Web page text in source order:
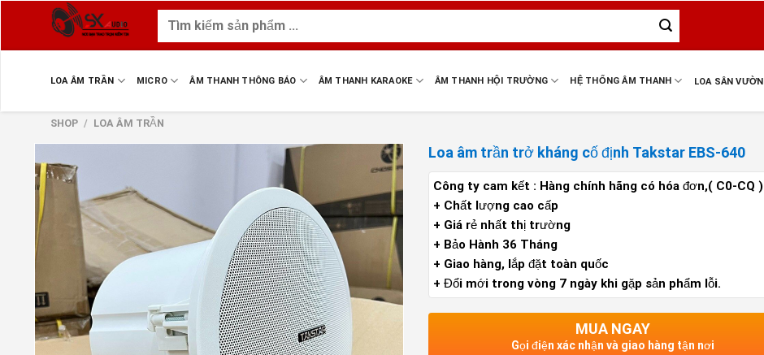
content
kiếm:
LOA ÂM TRẦN MICRO ÂM THANH THÔNG BÁO ÂM THANH KARAOKE ÂM THANH HỘI TRƯỜNG HỆ THỐNG ÂM THANH LOA SÂN VƯỜN
SHOP / LOA ÂM TRẦN
Loa âm trần trở kháng cố định Takstar EBS-640
Công ty cam kết : Hàng chính hãng có hóa đơn,( C0-CQ )
+ Chất lượng cao cấp
+ Giá rẻ nhất thị trường
+ Bảo Hành 36 Tháng
+ Giao hàng, lắp đặt toàn quốc
+ Đổi mới trong vòng 7 ngày khi gặp sản phẩm lỗi.
MUA NGAY
Gọi điện xác nhận và giao hàng tận nơi